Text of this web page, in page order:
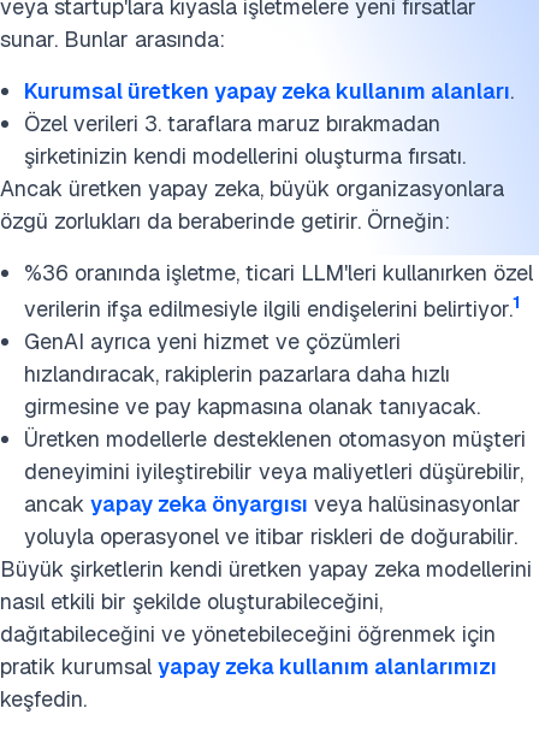
veya startup'lara kıyasla işletmelere yeni fırsatlar
sunar. Bunlar arasında:
Kurumsal üretken yapay zeka kullanım alanları.
Özel verileri 3. taraflara maruz bırakmadan
şirketinizin kendi modellerini oluşturma fırsatı.
Ancak üretken yapay zeka, büyük organizasyonlara
özgü zorlukları da beraberinde getirir. Örneğin:
%36 oranında işletme, ticari LLM'leri kullanırken özel
verilerin ifşa edilmesiyle ilgili endişelerini belirtiyor.1
GenAI ayrıca yeni hizmet ve çözümleri
hızlandıracak, rakiplerin pazarlara daha hızlı
girmesine ve pay kapmasına olanak tanıyacak.
Üretken modellerle desteklenen otomasyon müşteri
deneyimini iyileştirebilir veya maliyetleri düşürebilir,
ancak yapay zeka önyargısı veya halüsinasyonlar
yoluyla operasyonel ve itibar riskleri de doğurabilir.
Büyük şirketlerin kendi üretken yapay zeka modellerini
nasıl etkili bir şekilde oluşturabileceğini,
dağıtabileceğini ve yönetebileceğini öğrenmek için
pratik kurumsal yapay zeka kullanım alanlarımızı
keşfedin.
Sürdürülebilirlik ve maliyetler
Kurumsal üretken yapay zekaya ilgi düzeyi nedir?
SSS'ler
Bu araştırmayı kaynak gösterin